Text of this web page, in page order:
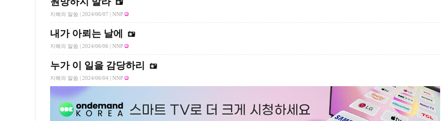
지혜의 말씀 | 2024/06/07 | NNP
내가 아뢰는 날에
지혜의 말씀 | 2024/06/06 | NNP
누가 이 일을 감당하리
지혜의 말씀 | 2024/06/04 | NNP